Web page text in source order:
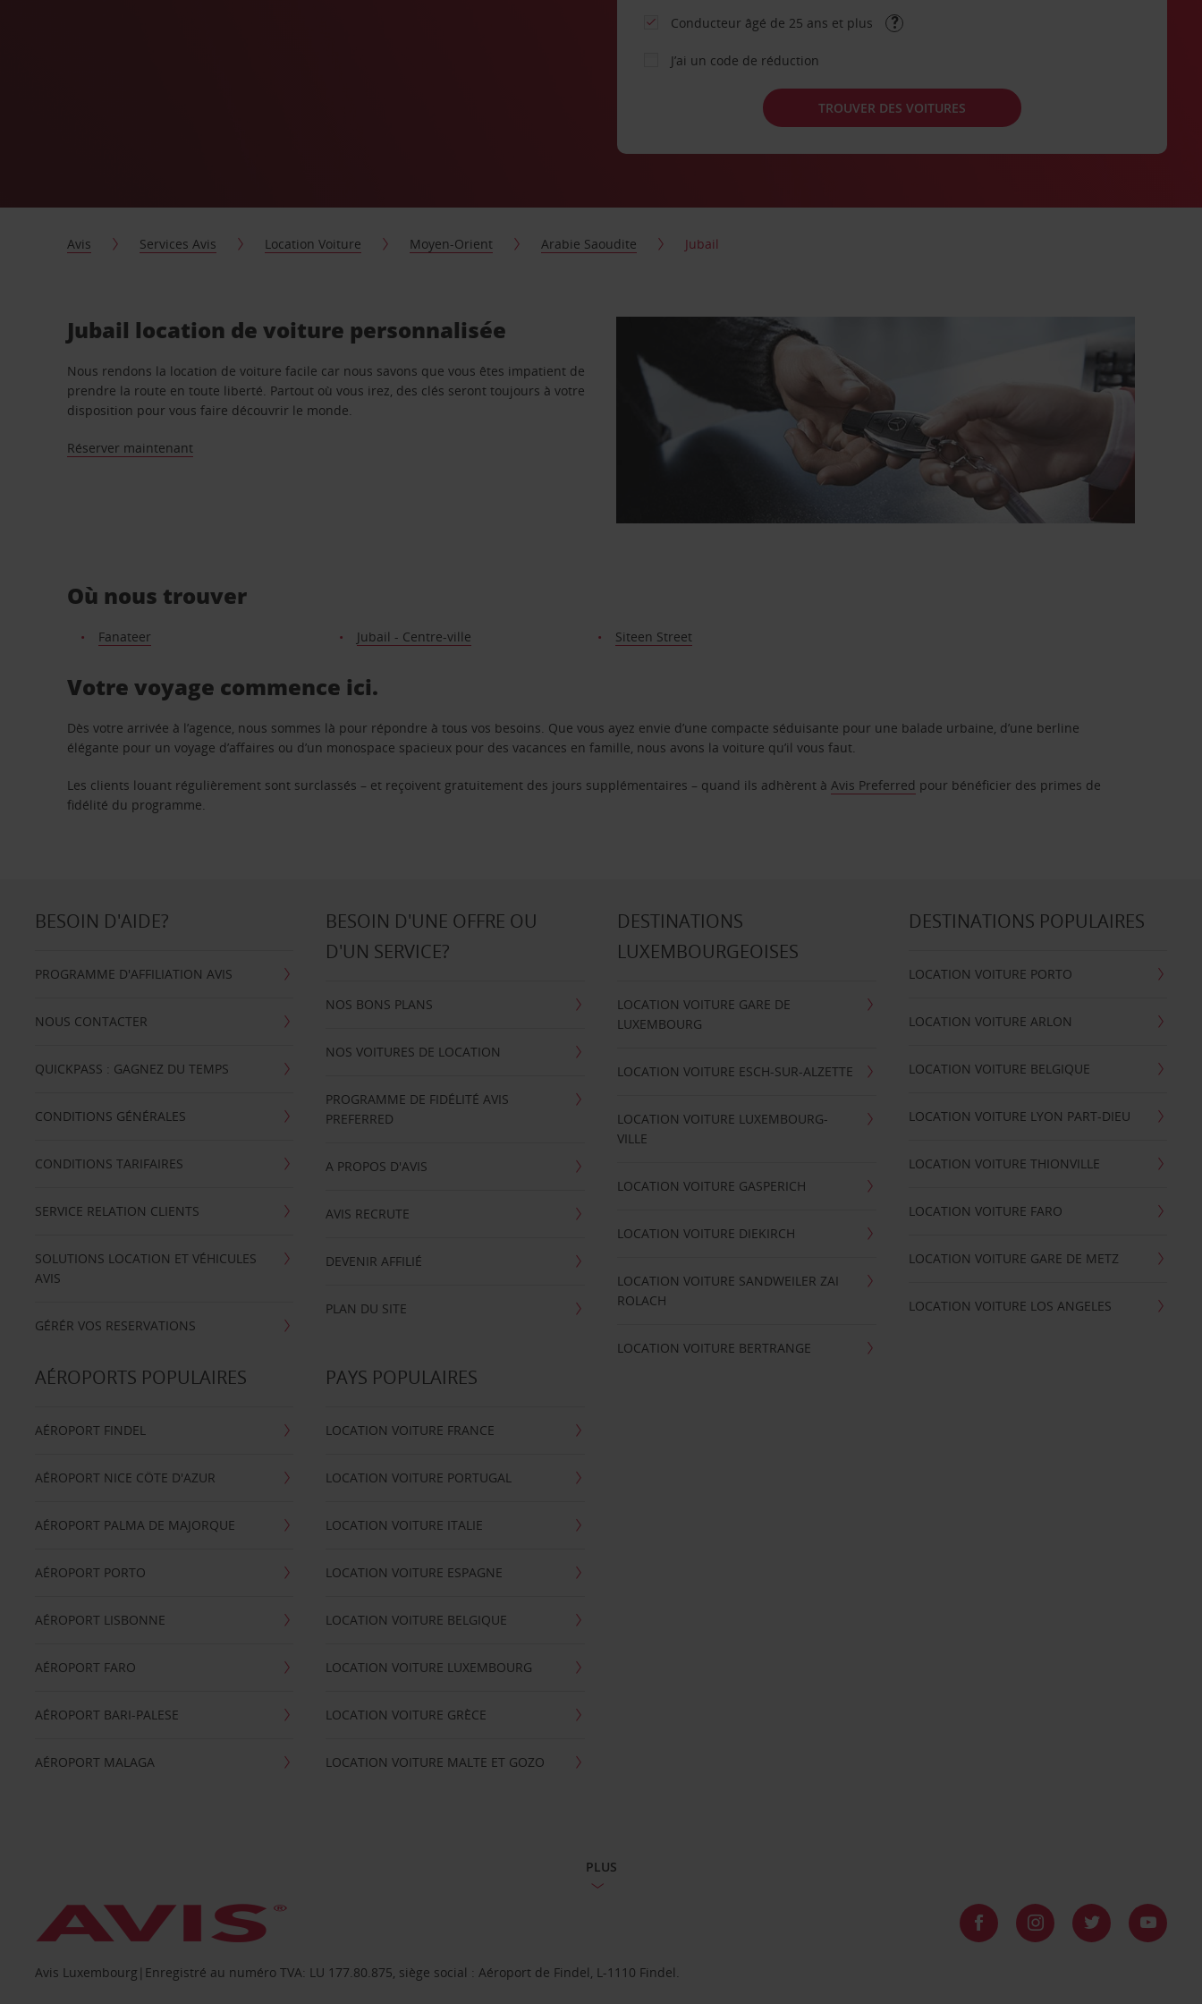
Conducteur âgé de 25 ans et plus
J’ai un code de réduction
TROUVER DES VOITURES
Avis Services Avis Location Voiture Moyen-Orient Arabie Saoudite Jubail
Jubail location de voiture personnalisée
Nous rendons la location de voiture facile car nous savons que vous êtes impatient de
prendre la route en toute liberté. Partout où vous irez, des clés seront toujours à votre
disposition pour vous faire découvrir le monde.
Réserver maintenant
Où nous trouver
Fanateer Jubail - Centre-ville Siteen Street
Votre voyage commence ici.
Dès votre arrivée à l’agence, nous sommes là pour répondre à tous vos besoins. Que vous ayez envie d’une compacte séduisante pour une balade urbaine, d’une berline
élégante pour un voyage d’affaires ou d’un monospace spacieux pour des vacances en famille, nous avons la voiture qu’il vous faut.
Les clients louant régulièrement sont surclassés – et reçoivent gratuitement des jours supplémentaires – quand ils adhèrent àAvis Preferred pour bénéficier des primes de
fidélité du programme.
BESOIN D'AIDE?
PROGRAMME D'AFFILIATION AVIS
NOUS CONTACTER
QUICKPASS : GAGNEZ DU TEMPS
CONDITIONS GÉNÉRALES
CONDITIONS TARIFAIRES
SERVICE RELATION CLIENTS
SOLUTIONS LOCATION ET VÉHICULES
AVIS
GÉRÉR VOS RESERVATIONS
BESOIN D'UNE OFFRE OU
D'UN SERVICE?
NOS BONS PLANS
NOS VOITURES DE LOCATION
PROGRAMME DE FIDÉLITÉ AVIS
PREFERRED
A PROPOS D'AVIS
AVIS RECRUTE
DEVENIR AFFILIÉ
PLAN DU SITE
DESTINATIONS
LUXEMBOURGEOISES
LOCATION VOITURE GARE DE
LUXEMBOURG
LOCATION VOITURE ESCH-SUR-ALZETTE
LOCATION VOITURE LUXEMBOURG-
VILLE
LOCATION VOITURE GASPERICH
LOCATION VOITURE DIEKIRCH
LOCATION VOITURE SANDWEILER ZAI
ROLACH
LOCATION VOITURE BERTRANGE
DESTINATIONS POPULAIRES
LOCATION VOITURE PORTO
LOCATION VOITURE ARLON
LOCATION VOITURE BELGIQUE
LOCATION VOITURE LYON PART-DIEU
LOCATION VOITURE THIONVILLE
LOCATION VOITURE FARO
LOCATION VOITURE GARE DE METZ
LOCATION VOITURE LOS ANGELES
AÉROPORTS POPULAIRES
AÉROPORT FINDEL
AÉROPORT NICE CÖTE D'AZUR
AÉROPORT PALMA DE MAJORQUE
AÉROPORT PORTO
AÉROPORT LISBONNE
AÉROPORT FARO
AÉROPORT BARI-PALESE
AÉROPORT MALAGA
PAYS POPULAIRES
LOCATION VOITURE FRANCE
LOCATION VOITURE PORTUGAL
LOCATION VOITURE ITALIE
LOCATION VOITURE ESPAGNE
LOCATION VOITURE BELGIQUE
LOCATION VOITURE LUXEMBOURG
LOCATION VOITURE GRÈCE
LOCATION VOITURE MALTE ET GOZO
PLUS
Avis Luxembourg|Enregistré au numéro TVA: LU 177.80.875, siège social : Aéroport de Findel, L-1110 Findel.